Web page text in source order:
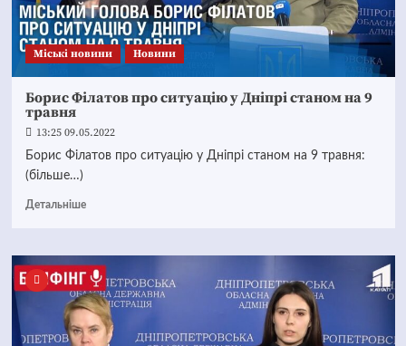
Mіські новини Новини
Борис Філатов про ситуацію у Дніпрі станом на 9
травня
13:25 09.05.2022
Борис Філатов про ситуацію у Дніпрі станом на 9 травня:
(більше…)
Детальніше